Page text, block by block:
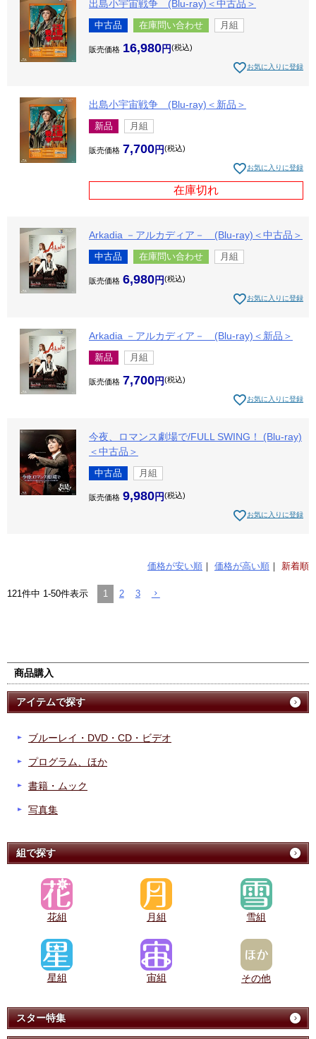
出島小宇宙戦争 (Blu-ray)＜中古品＞
中古品 在庫問い合わせ 月組
販売価格 16,980 税込
お気に入りに登録
出島小宇宙戦争 (Blu-ray)＜新品＞
新品 月組
販売価格 7,700 税込
お気に入りに登録
在庫切れ
Arkadia －アルカディア－ (Blu-ray)＜中古品＞
中古品 在庫問い合わせ 月組
販売価格 6,980 税込
お気に入りに登録
Arkadia －アルカディア－ (Blu-ray)＜新品＞
新品 月組
販売価格 7,700 税込
お気に入りに登録
今夜、ロマンス劇場で/FULL SWING！ (Blu-ray)
＜中古品＞
中古品 月組
販売価格 9,980 税込
お気に入りに登録
価格が安い順 価格が高い順 新着順
121 件中 1 -50件表示 1 2 3
商品購入
アイテムで探す
ブルーレイ・DVD・CD・ビデオ
プログラム、ほか
書籍・ムック
写真集
組で探す
花組 月組 雪組
星組 宙組 その他
スター特集